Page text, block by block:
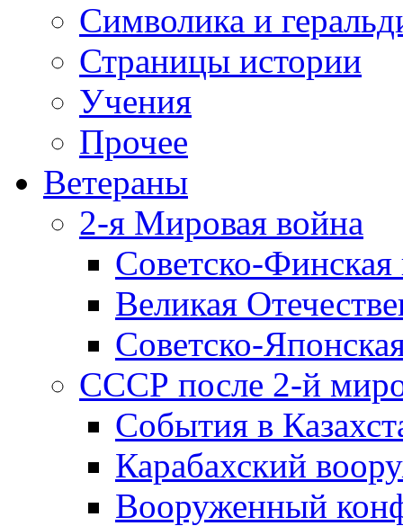
Символика и
Страницы истории
Учения
Прочее
Ветераны
2-я Мировая война
Советско-
Великая
Советско-
СССР после 2-й
События в
Карабахский
Вооруженный